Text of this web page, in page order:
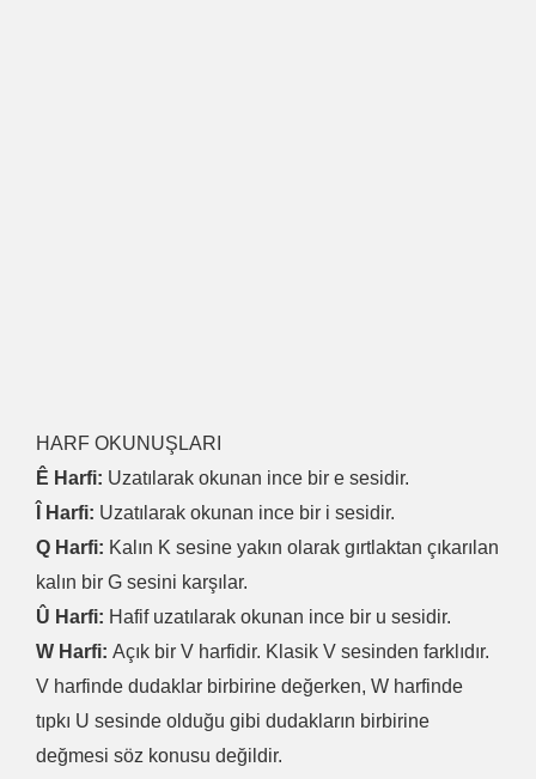
HARF OKUNUŞLARI
Ê Harfi: Uzatılarak okunan ince bir e sesidir.
Î Harfi: Uzatılarak okunan ince bir i sesidir.
Q Harfi: Kalın K sesine yakın olarak gırtlaktan çıkarılan
kalın bir G sesini karşılar.
Û Harfi: Hafif uzatılarak okunan ince bir u sesidir.
W Harfi: Açık bir V harfidir. Klasik V sesinden farklıdır.
V harfinde dudaklar birbirine değerken, W harfinde
tıpkı U sesinde olduğu gibi dudakların birbirine
değmesi söz konusu değildir.